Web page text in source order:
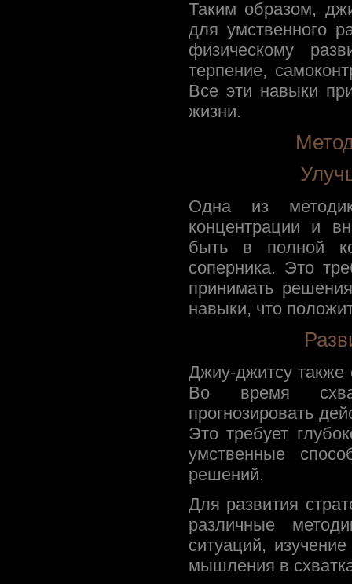
Таким образом,
для умственного
физическому
терпение,
Все эти навыки
жизни.
Одна из
концентрации и
быть в полной
соперника. Это
принимать
навыки, что
Джиу-джитсу также
Во время
прогнозировать
Это требует
умственные
решений.
Для развития
различные
ситуаций,
мышления в